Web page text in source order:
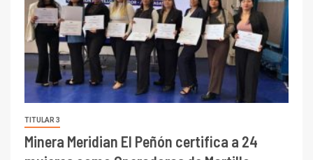
TITULAR 3
Minera Meridian El Peñón certifica a 24